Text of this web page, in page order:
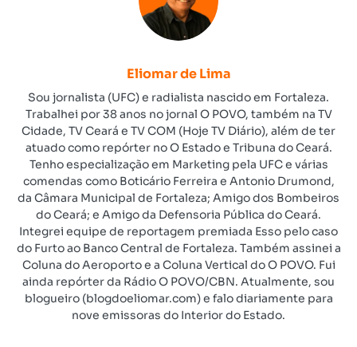
Eliomar de Lima
Sou jornalista (UFC) e radialista nascido em Fortaleza.
Trabalhei por 38 anos no jornal O POVO, também na TV
Cidade, TV Ceará e TV COM (Hoje TV Diário), além de ter
atuado como repórter no O Estado e Tribuna do Ceará.
Tenho especialização em Marketing pela UFC e várias
comendas como Boticário Ferreira e Antonio Drumond,
da Câmara Municipal de Fortaleza; Amigo dos Bombeiros
do Ceará; e Amigo da Defensoria Pública do Ceará.
Integrei equipe de reportagem premiada Esso pelo caso
do Furto ao Banco Central de Fortaleza. Também assinei a
Coluna do Aeroporto e a Coluna Vertical do O POVO. Fui
ainda repórter da Rádio O POVO/CBN. Atualmente, sou
blogueiro (blogdoeliomar.com) e falo diariamente para
nove emissoras do Interior do Estado.